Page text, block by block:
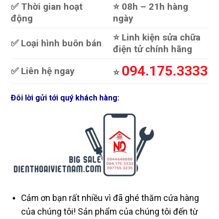
✅ Thời gian hoạt
động
⭐️ 08h – 21h hàng
ngày
✅ Loại hình buôn bán
⭐️ Linh kiện sửa chữa
điện tử chính hãng
✅ Liên hệ ngay
⭐️ 094.175.3333
Đôi lời gửi tới quý khách hàng:
Cảm ơn bạn rất nhiều vì đã ghé thăm cửa hàng
của chúng tôi! Sản phẩm của chúng tôi đến từ